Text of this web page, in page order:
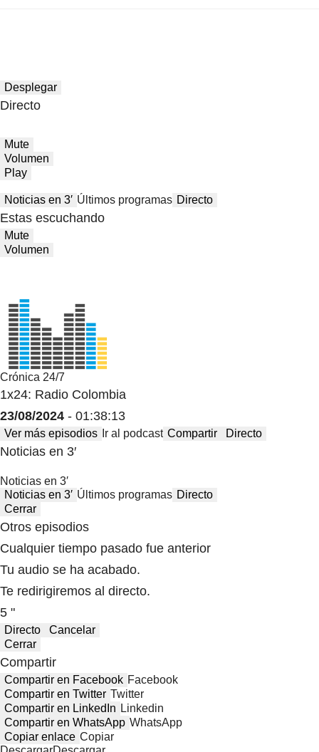
Desplegar
Directo
Mute
Volumen
Play
Noticias en 3′ Últimos programas Directo
Estas escuchando
Mute
Volumen
Crónica 24/7
1x24: Radio Colombia
23/08/2024 - 01:38:13
Ver más episodios Ir al podcast Compartir Directo
Noticias en 3′
Noticias en 3′
Noticias en 3′ Últimos programas Directo
Cerrar
Otros episodios
Cualquier tiempo pasado fue anterior
Tu audio se ha acabado.
Te redirigiremos al directo.
5 "
Directo
Cancelar
Cerrar
Compartir
Compartir en Facebook Facebook
Compartir en Twitter Twitter
Compartir en LinkedIn Linkedin
Compartir en WhatsApp WhatsApp
Copiar enlace Copiar